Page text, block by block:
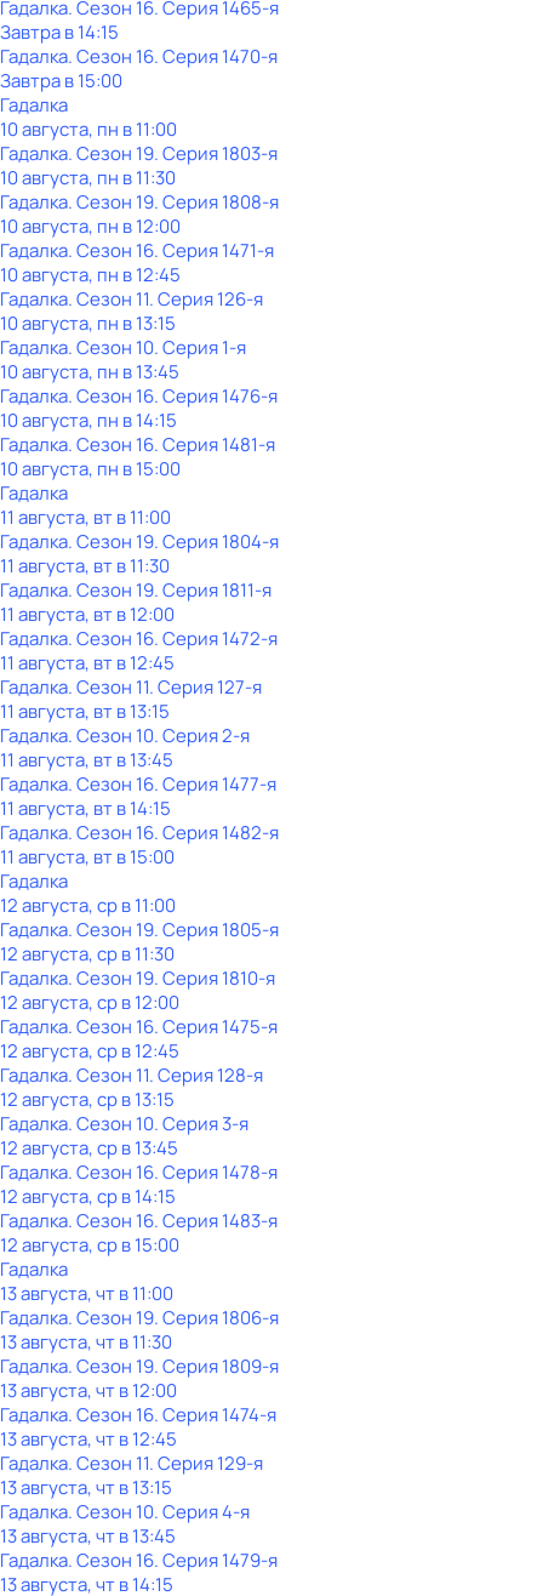
Гадалка. Сезон 16. Серия 1465-я
Завтра в 14:15
Гадалка. Сезон 16. Серия 1470-я
Завтра в 15:00
Гадалка
10 августа, пн в 11:00
Гадалка. Сезон 19. Серия 1803-я
10 августа, пн в 11:30
Гадалка. Сезон 19. Серия 1808-я
10 августа, пн в 12:00
Гадалка. Сезон 16. Серия 1471-я
10 августа, пн в 12:45
Гадалка. Сезон 11. Серия 126-я
10 августа, пн в 13:15
Гадалка. Сезон 10. Серия 1-я
10 августа, пн в 13:45
Гадалка. Сезон 16. Серия 1476-я
10 августа, пн в 14:15
Гадалка. Сезон 16. Серия 1481-я
10 августа, пн в 15:00
Гадалка
11 августа, вт в 11:00
Гадалка. Сезон 19. Серия 1804-я
11 августа, вт в 11:30
Гадалка. Сезон 19. Серия 1811-я
11 августа, вт в 12:00
Гадалка. Сезон 16. Серия 1472-я
11 августа, вт в 12:45
Гадалка. Сезон 11. Серия 127-я
11 августа, вт в 13:15
Гадалка. Сезон 10. Серия 2-я
11 августа, вт в 13:45
Гадалка. Сезон 16. Серия 1477-я
11 августа, вт в 14:15
Гадалка. Сезон 16. Серия 1482-я
11 августа, вт в 15:00
Гадалка
12 августа, ср в 11:00
Гадалка. Сезон 19. Серия 1805-я
12 августа, ср в 11:30
Гадалка. Сезон 19. Серия 1810-я
12 августа, ср в 12:00
Гадалка. Сезон 16. Серия 1475-я
12 августа, ср в 12:45
Гадалка. Сезон 11. Серия 128-я
12 августа, ср в 13:15
Гадалка. Сезон 10. Серия 3-я
12 августа, ср в 13:45
Гадалка. Сезон 16. Серия 1478-я
12 августа, ср в 14:15
Гадалка. Сезон 16. Серия 1483-я
12 августа, ср в 15:00
Гадалка
13 августа, чт в 11:00
Гадалка. Сезон 19. Серия 1806-я
13 августа, чт в 11:30
Гадалка. Сезон 19. Серия 1809-я
13 августа, чт в 12:00
Гадалка. Сезон 16. Серия 1474-я
13 августа, чт в 12:45
Гадалка. Сезон 11. Серия 129-я
13 августа, чт в 13:15
Гадалка. Сезон 10. Серия 4-я
13 августа, чт в 13:45
Гадалка. Сезон 16. Серия 1479-я
13 августа, чт в 14:15